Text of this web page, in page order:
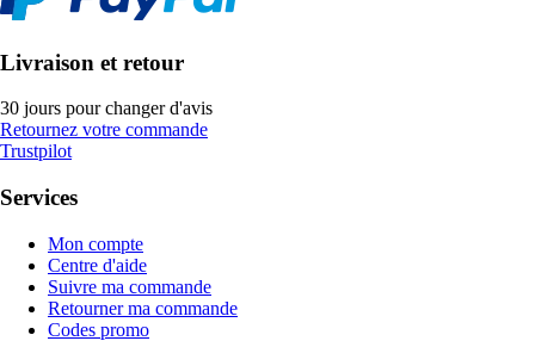
Livraison et retour
30 jours pour changer d'avis
Retournez votre commande
Trustpilot
Services
Mon compte
Centre d'aide
Suivre ma commande
Retourner ma commande
Codes promo